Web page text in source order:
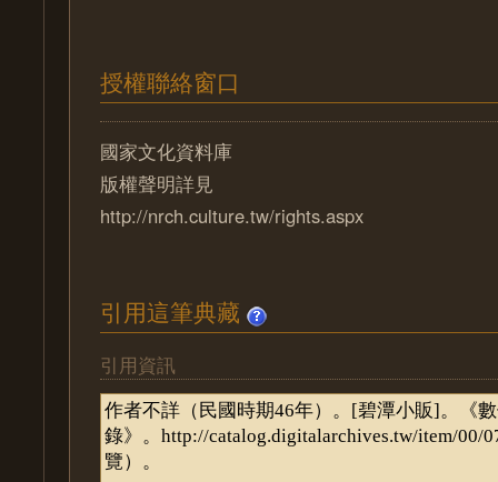
授權聯絡窗口
國家文化資料庫
版權聲明詳見
http://nrch.culture.tw/rights.aspx
引用這筆典藏
引用資訊